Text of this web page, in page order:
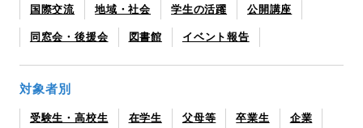
国際交流 地域・社会 学生の活躍 公開講座
同窓会・後援会 図書館 イベント報告
対象者別
受験生・高校生 在学生 父母等 卒業生 企業